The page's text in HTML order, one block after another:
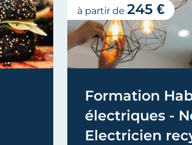
Formation
électriques -
Electricien
à partir de 245 €